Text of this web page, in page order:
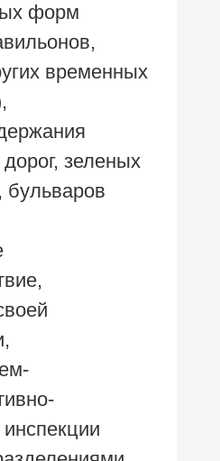
форм
временных
зеленых
бульваров